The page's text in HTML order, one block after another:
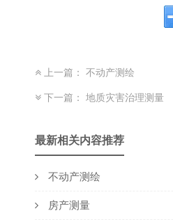
上一篇： 不动产测绘
下一篇： 地质灾害治理测量
最新相关内容推荐
不动产测绘
房产测量